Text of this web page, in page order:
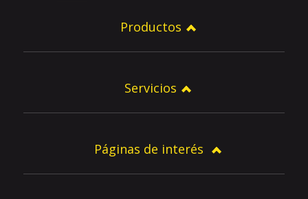
Productos
Servicios
Páginas de interés